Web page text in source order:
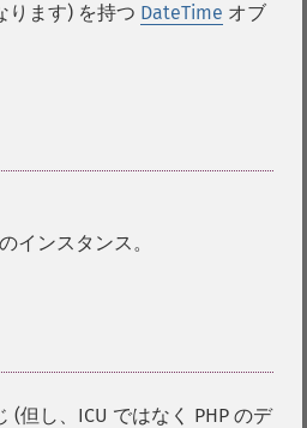
ります) を持つ DateTime オブ
インスタンス。
(但し、ICU ではなく PHP のデ